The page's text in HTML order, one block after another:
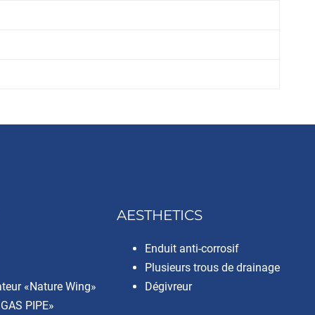
«Nature Wing»
PIPE»
AESTHETICS
Enduit anti-corrosif
Plusieurs trous de drainage
Dégivreur